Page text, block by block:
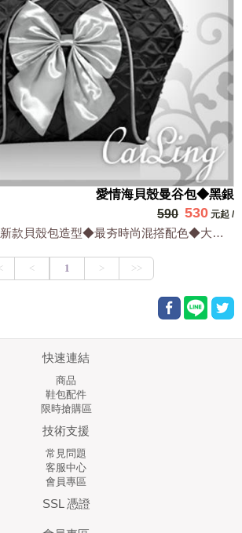
愛情海貝殼曼谷包◆黑銀
590 530 元起 /
◆最新款貝殼包造型◆最夯時尚混撘配色◆大方實用兼顧流行◆設計出眾網路獨家
快速連結
商品
鞋包配件
限時搶購區
技術支援
常見問題
客服中心
會員專區
SSL 憑證